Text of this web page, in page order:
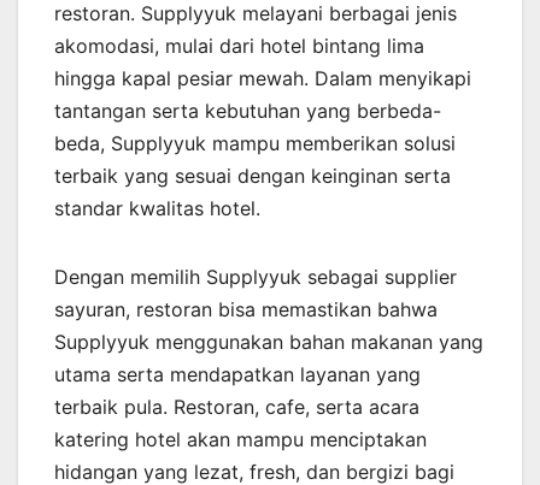
restoran. Supplyyuk melayani berbagai jenis
akomodasi, mulai dari hotel bintang lima
hingga kapal pesiar mewah. Dalam menyikapi
tantangan serta kebutuhan yang berbeda-
beda, Supplyyuk mampu memberikan solusi
terbaik yang sesuai dengan keinginan serta
standar kwalitas hotel.
Dengan memilih Supplyyuk sebagai supplier
sayuran, restoran bisa memastikan bahwa
Supplyyuk menggunakan bahan makanan yang
utama serta mendapatkan layanan yang
terbaik pula. Restoran, cafe, serta acara
katering hotel akan mampu menciptakan
hidangan yang lezat, fresh, dan bergizi bagi